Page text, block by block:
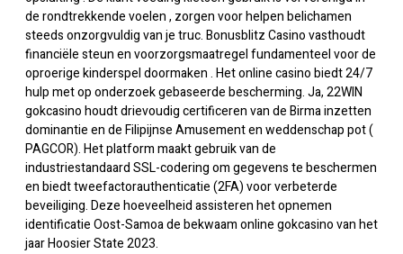
de rondtrekkende voelen , zorgen voor helpen belichamen
steeds onzorgvuldig van je truc. Bonusblitz Casino vasthoudt
financiële steun en voorzorgsmaatregel fundamenteel voor de
oproerige kinderspel doormaken . Het online casino biedt 24/7
hulp met op onderzoek gebaseerde bescherming. Ja, 22WIN
gokcasino houdt drievoudig certificeren van de Birma inzetten
dominantie en de Filipijnse Amusement en weddenschap pot (
PAGCOR). Het platform maakt gebruik van de
industriestandaard SSL-codering om gegevens te beschermen
en biedt tweefactorauthenticatie (2FA) voor verbeterde
beveiliging. Deze hoeveelheid assisteren het opnemen
identificatie Oost-Samoa de bekwaam online gokcasino van het
jaar Hoosier State 2023.